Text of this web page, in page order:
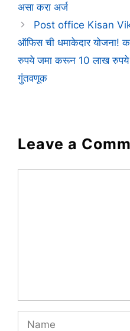
असा करा अर्ज
Post office Kisan
ऑफिस ची धमाकेदार योजना!
रुपये जमा करून 10 लाख रुपये
गुंतवणूक
Leave a